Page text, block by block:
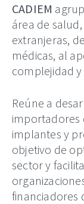
CADIEM
área de
extranjeras,
médicas, al
complejidad
Reúne a
importadores
implantes y
objetivo de
sector y
financiadores